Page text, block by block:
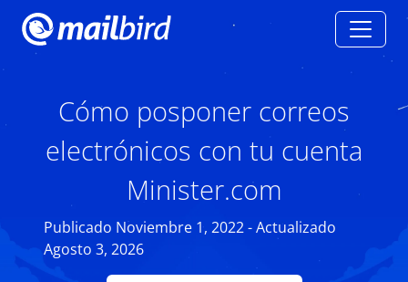
Cómo posponer correos
electrónicos con tu cuenta
Minister.com
Publicado Noviembre 1, 2022 - Actualizado
Agosto 3, 2026